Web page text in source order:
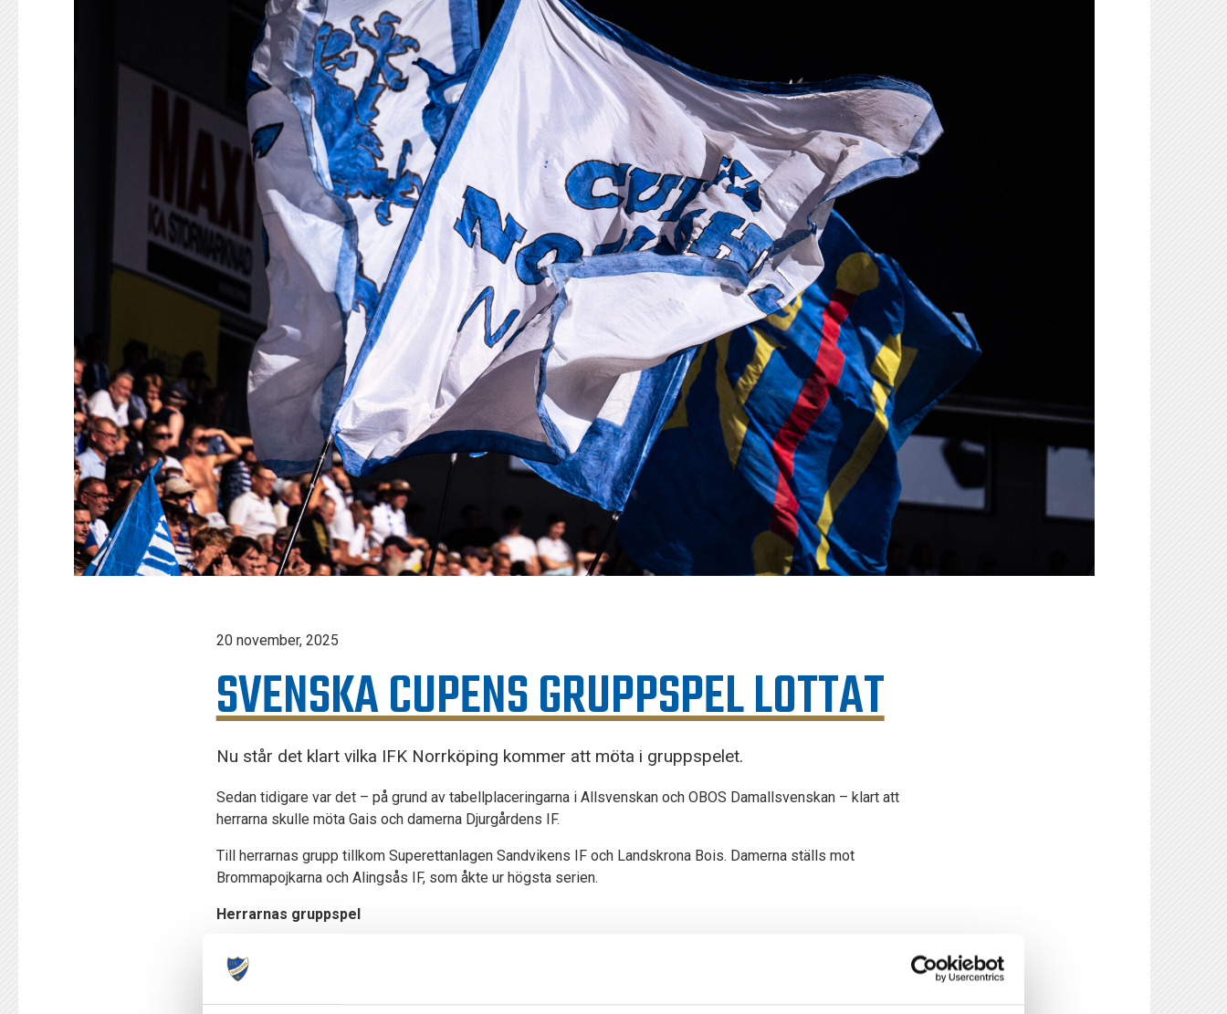
125-IFKARE
20 november, 2025
SVENSKA CUPENS GRUPPSPEL LOTTAT
Nu står det klart vilka IFK Norrköping kommer att möta i gruppspelet.
Sedan tidigare var det – på grund av tabellplaceringarna i Allsvenskan och OBOS Damallsvenskan – klart att
herrarna skulle möta Gais och damerna Djurgårdens IF.
Till herrarnas grupp tillkom Superettanlagen Sandvikens IF och Landskrona Bois. Damerna ställs mot
Brommapojkarna och Alingsås IF, som åkte ur högsta serien.
Herrarnas gruppspel
Landskrona Bois, hemma, 27 februari-2 mars.
Gais, borta, 6-9 mars,